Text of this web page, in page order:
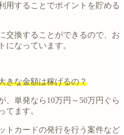
用することでポイントを貯める
交換することができるので、お
になっています。
きな金額は稼げるの？
、単発なら10万円～50万円ぐら
てます。
トカードの発行を行う案件など